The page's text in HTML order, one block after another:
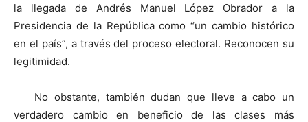
la llegada de Andrés Manuel López Obrador a la
Presidencia de la República como “un cambio histórico
en el país”, a través del proceso electoral. Reconocen su
legitimidad.
No obstante, también dudan que lleve a cabo un
verdadero cambio en beneficio de las clases más